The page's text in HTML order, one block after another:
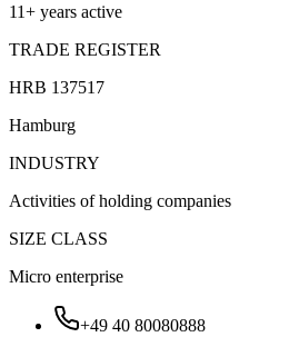
11+ years active
TRADE REGISTER
HRB 137517
Hamburg
INDUSTRY
Activities of holding companies
SIZE CLASS
Micro enterprise
+49 40 80080888